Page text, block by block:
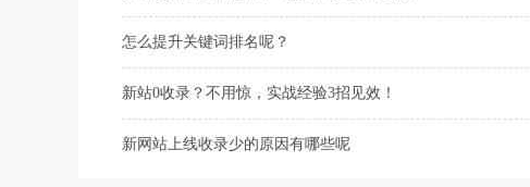
怎么提升关键词排名呢？
新站0收录？不用惊，实战经验3招见效！
新网站上线收录少的原因有哪些呢